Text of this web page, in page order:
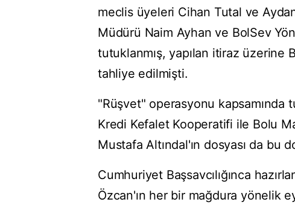
meclis üyeleri Cihan Tutal ve
Müdürü Naim Ayhan ve BolSev
tutuklanmış, yapılan itiraz üzerine
tahliye edilmişti.
"Rüşvet" operasyonu kapsamında
Kredi Kefalet Kooperatifi ile Bolu
Mustafa Altındal'ın dosyası da bu
Cumhuriyet Başsavcılığınca
Özcan'ın her bir mağdura yönelik